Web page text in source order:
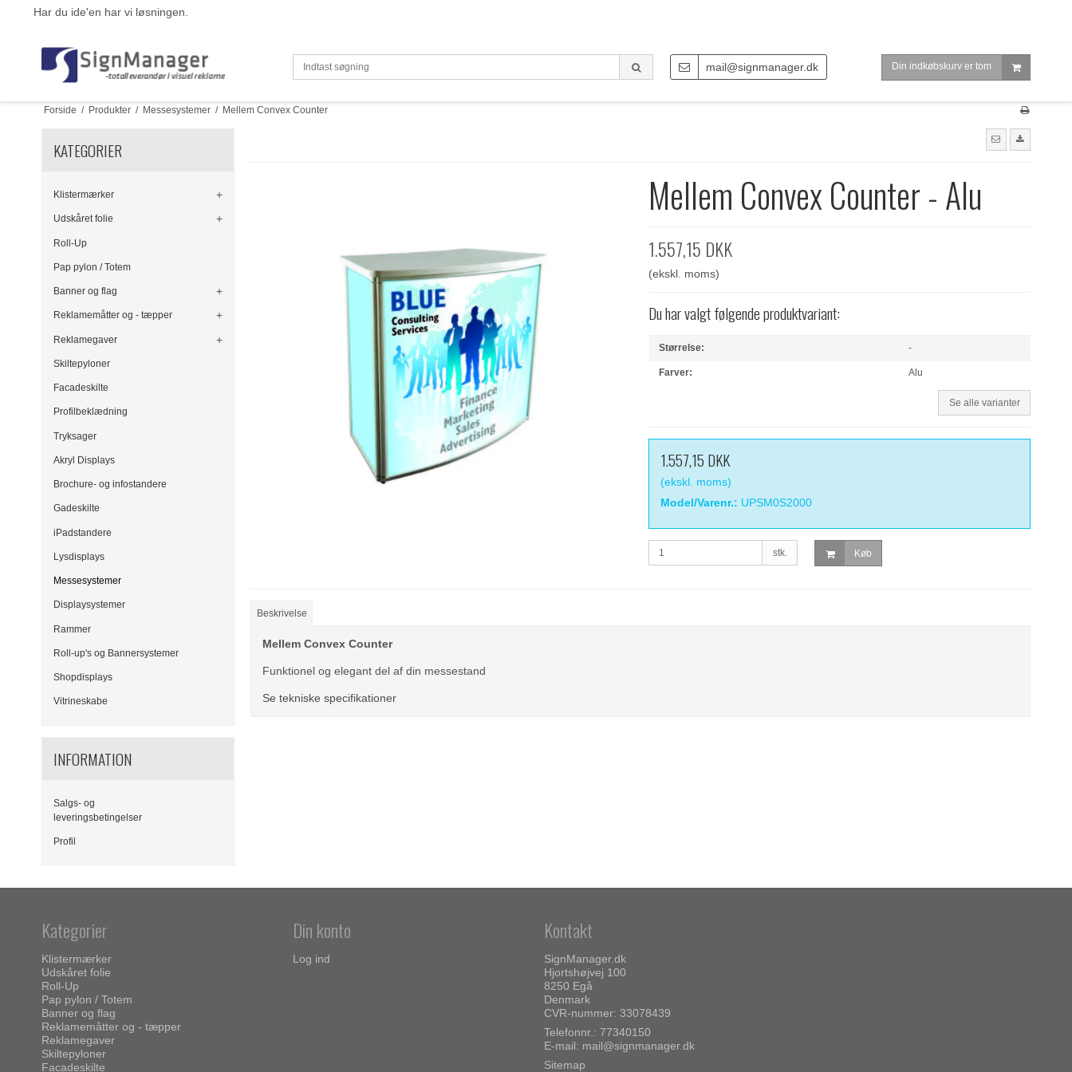
Har du ide'en har vi løsningen.
mail@signmanager.dk Din indkøbskurv er tom
Forside / Produkter / Messesystemer / Mellem Convex Counter
KATEGORIER
Klistermærker
Udskåret folie
Roll-Up
Pap pylon / Totem
Banner og flag
Reklamemåtter og - tæpper
Reklamegaver
Skiltepyloner
Facadeskilte
Profilbeklædning
Tryksager
Akryl Displays
Brochure- og infostandere
Gadeskilte
iPadstandere
Lysdisplays
Messesystemer
Displaysystemer
Rammer
Roll-up's og Bannersystemer
Shopdisplays
Vitrineskabe
INFORMATION
Salgs- og
leveringsbetingelser
Profil
Mellem Convex Counter - Alu
1.557,15 DKK
(ekskl. moms)
Du har valgt følgende produktvariant:
Størrelse: -
Farver: Alu
Se alle varianter
1.557,15 DKK
(ekskl. moms)
Model/Varenr.: UPSM0S2000
stk. Køb
Beskrivelse
Mellem Convex Counter
Funktionel og elegant del af din messestand
Se tekniske specifikationer
Kategorier
Klistermærker
Udskåret folie
Roll-Up
Pap pylon / Totem
Banner og flag
Reklamemåtter og - tæpper
Reklamegaver
Skiltepyloner
Facadeskilte
Din konto
Log ind
Kontakt
SignManager.dk
Hjortshøjvej 100
8250 Egå
Denmark
CVR-nummer: 33078439
Telefonnr.: 77340150
E-mail: mail@signmanager.dk
Sitemap